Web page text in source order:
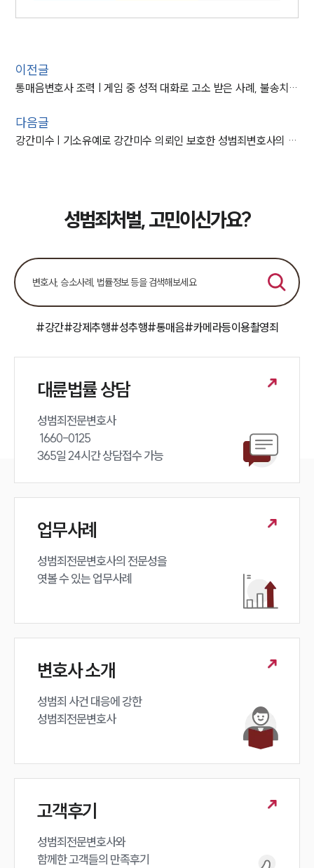
이전글
통매음변호사 조력 | 게임 중 성적 대화로 고소 받은 사례, 불송치 결정
다음글
강간미수 | 기소유예로 강간미수 의뢰인 보호한 성범죄변호사의 업무 사례
성범죄처벌, 고민이신가요?
#강간#강제추행#성추행#통매음#카메라등이용촬영죄
대륜법률 상담
성범죄전문변호사
365일 24시간 상담접수 가능
업무사례
성범죄전문변호사의 전문성을
엿볼 수 있는 업무사례
변호사 소개
성범죄 사건 대응에 강한
성범죄전문변호사
고객후기
성범죄전문변호사와
함께한 고객들의 만족후기